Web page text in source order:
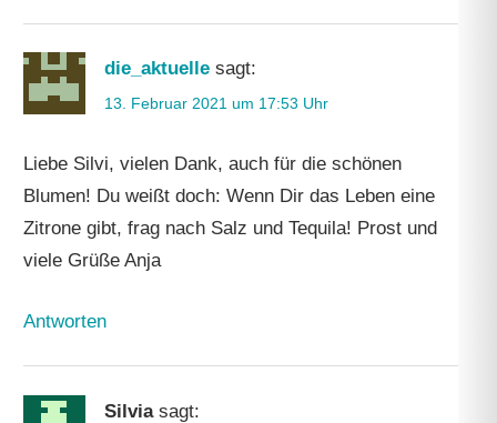
die_aktuelle sagt:
13. Februar 2021 um 17:53 Uhr
Liebe Silvi, vielen Dank, auch für die schönen
Blumen! Du weißt doch: Wenn Dir das Leben eine
Zitrone gibt, frag nach Salz und Tequila! Prost und
viele Grüße Anja
Antworten
Silvia sagt: